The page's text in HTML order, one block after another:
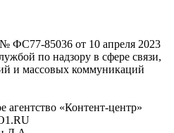
ФС77-85036 от 10 апреля 2023
по надзору в сфере связи,
и массовых коммуникаций
«Контент-центр»